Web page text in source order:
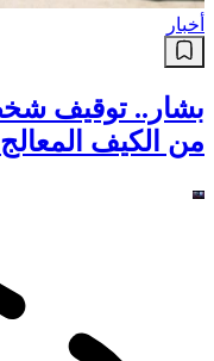
أخبار
من الكيف المعالج